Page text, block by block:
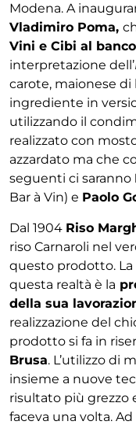
Modena. A
Vladimiro Poma,
Vini e Cibi al banco
interpretazione dell’
carote, maionese
ingrediente in
utilizzando il
realizzato con
azzardato ma che
seguenti ci saranno
Bar à Vin) e Paolo
Dal 1904 Riso
riso Carnaroli nel
questo prodotto.
questa realtà è la
della sua
realizzazione del
prodotto si fa in
Brusa. L’utilizzo di
insieme a nuove
risultato più grezzo
faceva una volta.